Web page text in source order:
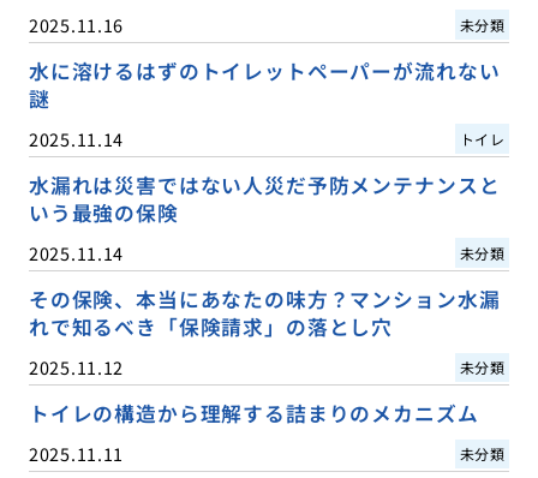
2025.11.16 未分類
水に溶けるはずのトイレットペーパーが流れない
謎
2025.11.14 トイレ
水漏れは災害ではない人災だ予防メンテナンスと
いう最強の保険
2025.11.14 未分類
その保険、本当にあなたの味方？マンション水漏
れで知るべき「保険請求」の落とし穴
2025.11.12 未分類
トイレの構造から理解する詰まりのメカニズム
2025.11.11 未分類